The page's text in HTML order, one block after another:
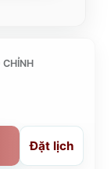
Đặt lịch